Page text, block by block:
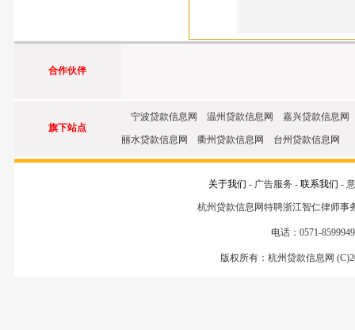
合作伙伴
旗下站点
宁波贷款信息网 温州贷款信息网 嘉兴贷款信息
丽水贷款信息网 衢州贷款信息网 台州贷款信息网
关于我们 - 广告服务 - 联系我们 -
杭州贷款信息网特聘浙江智仁律师
电话：0571-
版权所有：杭州贷款信息网